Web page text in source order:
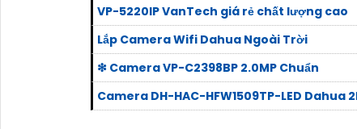
VP-5220IP VanTech giá rẻ chất lượng cao
Lắp Camera Wifi Dahua Ngoài Trời
❇ Camera VP-C2398BP 2.0MP Chuẩn
Camera DH-HAC-HFW1509TP-LED Dahua